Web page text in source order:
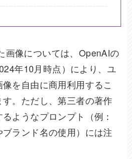
画像については、OpenAIの
年10月時点）により、ユ
を自由に商用利用するこ
。ただし、第三者の著作
ようなプロンプト（例：
ランド名の使用）には注